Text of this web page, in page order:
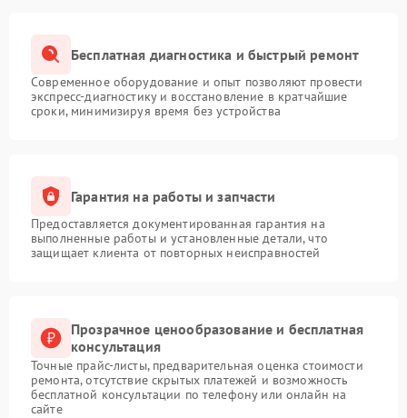
Бесплатная диагностика и быстрый ремонт
Современное оборудование и опыт позволяют провести
экспресс-диагностику и восстановление в кратчайшие
сроки, минимизируя время без устройства
Гарантия на работы и запчасти
Предоставляется документированная гарантия на
выполненные работы и установленные детали, что
защищает клиента от повторных неисправностей
Прозрачное ценообразование и бесплатная
консультация
Точные прайс-листы, предварительная оценка стоимости
ремонта, отсутствие скрытых платежей и возможность
бесплатной консультации по телефону или онлайн на
сайте